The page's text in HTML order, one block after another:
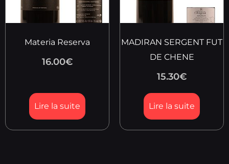
Materia Reserva
16.00€
Lire la suite
MADIRAN SERGENT FUT
DE CHENE
15.30€
Lire la suite